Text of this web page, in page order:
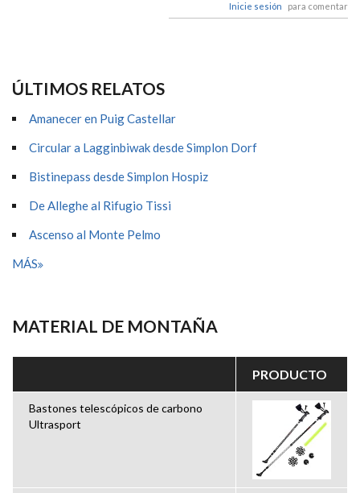
Inicie sesión para comentar
ÚLTIMOS RELATOS
Amanecer en Puig Castellar
Circular a Lagginbiwak desde Simplon Dorf
Bistinepass desde Simplon Hospiz
De Alleghe al Rifugio Tissi
Ascenso al Monte Pelmo
MÁS
MATERIAL DE MONTAÑA
PRODUCTO
Bastones telescópicos de carbono
Ultrasport